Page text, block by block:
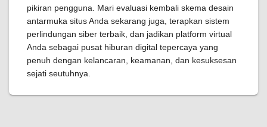
pikiran pengguna. Mari evaluasi kembali skema desain
antarmuka situs Anda sekarang juga, terapkan sistem
perlindungan siber terbaik, dan jadikan platform virtual
Anda sebagai pusat hiburan digital tepercaya yang
penuh dengan kelancaran, keamanan, dan kesuksesan
sejati seutuhnya.